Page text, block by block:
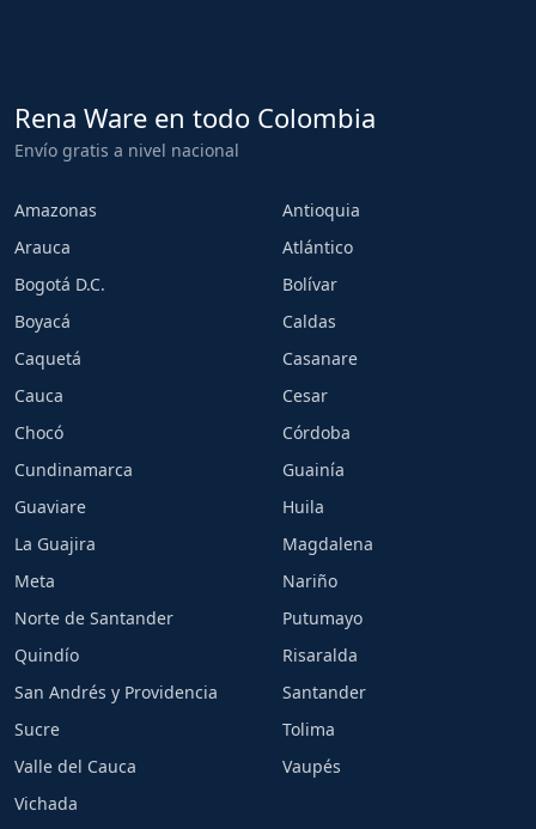
Rena Ware en todo Colombia
Envío gratis a nivel nacional
Amazonas
Antioquia
Arauca
Atlántico
Bogotá D.C.
Bolívar
Boyacá
Caldas
Caquetá
Casanare
Cauca
Cesar
Chocó
Córdoba
Cundinamarca
Guainía
Guaviare
Huila
La Guajira
Magdalena
Meta
Nariño
Norte de Santander
Putumayo
Quindío
Risaralda
San Andrés y Providencia
Santander
Sucre
Tolima
Valle del Cauca
Vaupés
Vichada